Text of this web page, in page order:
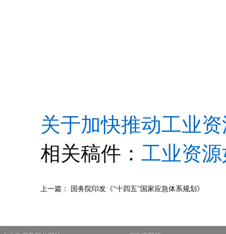
关于加快推动工业
相关稿件： 工业资
上一篇： 国务院印发《“十四五”国家应急体系规划》